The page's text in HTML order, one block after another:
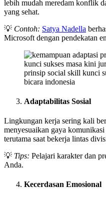
lebih mudah meredam konflik
yang sehat.
💡 Contoh: Satya Nadella
Microsoft dengan pendekatan
prinsip social skill kunci
bicara indonesia
Adaptabilitas Sosial
Lingkungan kerja sering kali
menyesuaikan gaya
terutama saat bekerja lintas
💡 Tips: Pelajari karakter dan
Anda.
Kecerdasan Emosional